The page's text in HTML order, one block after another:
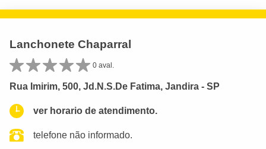
Lanchonete Chaparral
0 aval.
Rua Imirim, 500, Jd.N.S.De Fatima, Jandira - SP
ver horario de atendimento.
telefone não informado.